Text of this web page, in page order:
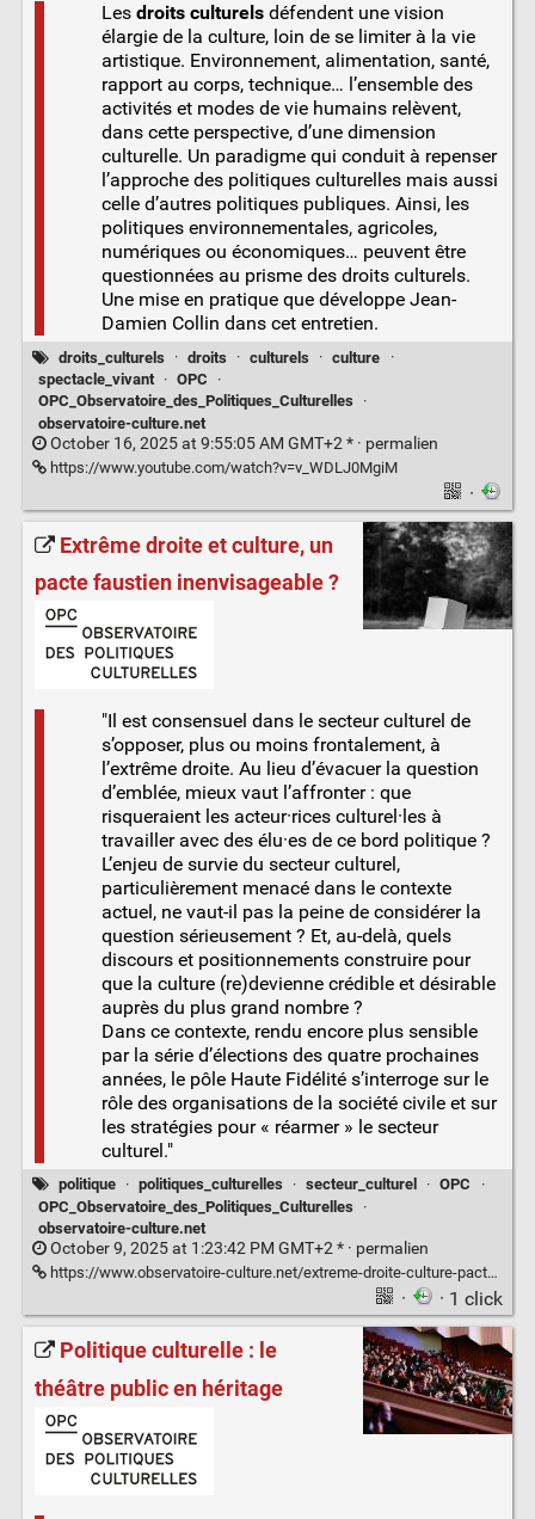
Les droits culturelsdéfendent une vision
élargie de la culture, loin de se limiter à la vie
artistique. Environnement, alimentation, santé,
rapport au corps, technique… l’ensemble des
activités et modes de vie humains relèvent,
dans cette perspective, d’une dimension
culturelle. Un paradigme qui conduit à repenser
l’approche des politiques culturelles mais aussi
celle d’autres politiques publiques. Ainsi, les
politiques environnementales, agricoles,
numériques ou économiques… peuvent être
questionnées au prisme des droits culturels.
Une mise en pratique que développe Jean-
Damien Collin dans cet entretien.
droits_culturels · droits · culturels · culture
·
spectacle_vivant
· OPC
·
OPC_Observatoire_des_Politiques_Culturelles
·
observatoire-culture.net
October 16, 2025 at 9:55:05 AM GMT+2 * · permalien
https://www.youtube.com/watch?v=v_WDLJ0MgiM
·
Extrême droite et culture, un
pacte faustien inenvisageable ?
"Il est consensuel dans le secteur culturel de
s’opposer, plus ou moins frontalement, à
l’extrême droite. Au lieu d’évacuer la question
d’emblée, mieux vaut l’affronter : que
risqueraient les acteur·rices culturel·les à
travailler avec des élu·es de ce bord politique ?
L’enjeu de survie du secteur culturel,
particulièrement menacé dans le contexte
actuel, ne vaut-il pas la peine de considérer la
question sérieusement ? Et, au-delà, quels
discours et positionnements construire pour
que la culture (re)devienne crédible et désirable
auprès du plus grand nombre ?
Dans ce contexte, rendu encore plus sensible
par la série d’élections des quatre prochaines
années, le pôle Haute Fidélité s’interroge sur le
rôle des organisations de la société civile et sur
les stratégies pour « réarmer » le secteur
culturel."
politique · politiques_culturelles · secteur_culturel · OPC
·
OPC_Observatoire_des_Politiques_Culturelles
·
observatoire-culture.net
October 9, 2025 at 1:23:42 PM GMT+2 * · permalien
https://www.observatoire-culture.net/extreme-droite-culture-pacte-faustien-inenvisageable/
· · 1 click
Politique culturelle : le
théâtre public en héritage